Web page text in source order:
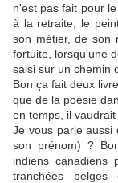
n'est pas fait pour
à la retraite, le
son métier, de son
fortuite, lorsqu'une
saisi sur un chemin
Bon ça fait deux
que de la poésie
en temps, il
Je vous parle aussi
son prénom) ?
indiens canadiens
tranchées